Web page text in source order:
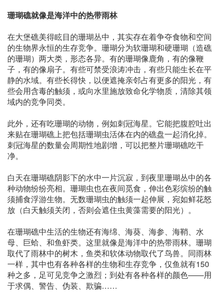
珊瑚礁就像是海洋中的热带雨林
在大堡礁美得眩目的珊瑚丛中，其实存在着争夺食物和空间
的生物界永恒的生存竞争。珊瑚分为软珊瑚和硬珊瑚（造礁
的珊瑚）两大类，形态各异。有的珊瑚像鹿角，有的像鞭
子，有的像扇子。有些可禁受浪涛冲击，有些只能生长在平
静的水域。有些长得快，以便遮掩亲邻占有更多的阳光，有
些会用含毒的触须，或向水里施放致命化学物质，清除其领
域内的竞争同类。
此外，还有吃珊瑚的动物，例如刺冠海星。它能把腹腔吐出
来贴在珊瑚礁上把包括珊瑚虫活体在内的礁盘一起消化掉。
刺冠海星的数量会周期性地剧增，可以把整片珊瑚礁吃干
净。
白天在珊瑚礁阴影下的水中一片沉寂，到夜里珊瑚丛中的各
种动物纷纷亮相。珊瑚虫也在夜间觅食，伸出色彩缤纷的触
须捕食浮游生物。无数珊瑚虫的触须一起伸展，宛如鲜花怒
放（白天触须关闭，否则会遮住虫黄藻需要的阳光）。
在珊瑚礁中生活的生物还有海绵、海葵、海参、海鞘、水
母、巨蛤、和鱼虾类。这里就像是海洋中的热带雨林。珊瑚
取代了雨林中的树木，鱼类和软体动物取代了鸟兽。同雨林
一样，其中也有各种各样的生物和生存竞争，仅鱼就有150
种之多，足可见竞争之激烈；到处有各种各样的颜色——用
于求偶、警告、伪装、欺骗……